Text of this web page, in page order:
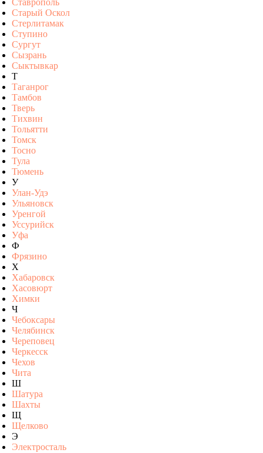
Ставрополь
Старый Оскол
Стерлитамак
Ступино
Сургут
Сызрань
Сыктывкар
Т
Таганрог
Тамбов
Тверь
Тихвин
Тольятти
Томск
Тосно
Тула
Тюмень
У
Улан-Удэ
Ульяновск
Уренгой
Уссурийск
Уфа
Ф
Фрязино
Х
Хабаровск
Хасовюрт
Химки
Ч
Чебоксары
Челябинск
Череповец
Черкесск
Чехов
Чита
Ш
Шатура
Шахты
Щ
Щелково
Э
Электросталь